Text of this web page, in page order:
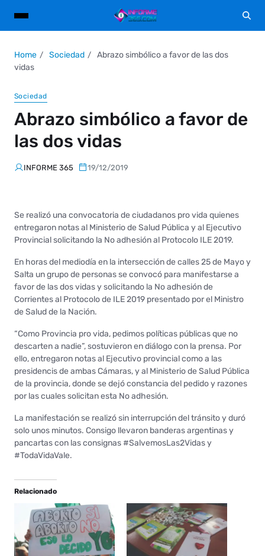
Home Sociedad
Abrazo simbólico a favor de las dos
vidas
Sociedad
Abrazo simbólico a favor de
las dos vidas
INFORME 365 19/12/2019
Se realizó una convocatoria de ciudadanos pro vida quienes
entregaron notas al Ministerio de Salud Pública y al Ejecutivo
Provincial solicitando la No adhesión al Protocolo ILE 2019.
En horas del mediodía en la intersección de calles 25 de Mayo y
Salta un grupo de personas se convocó para manifestarse a
favor de las dos vidas y solicitando la No adhesión de
Corrientes al Protocolo de ILE 2019 presentado por el Ministro
de Salud de la Nación.
“Como Provincia pro vida, pedimos políticas públicas que no
descarten a nadie”, sostuvieron en diálogo con la prensa. Por
ello, entregaron notas al Ejecutivo provincial como a las
presidencis de ambas Cámaras, y al Ministerio de Salud Pública
de la provincia, donde se dejó constancia del pedido y razones
por las cuales solicitan esta No adhesión.
La manifestación se realizó sin interrupción del tránsito y duró
solo unos minutos. Consigo llevaron banderas argentinas y
pancartas con las consignas #SalvemosLas2Vidas y
#TodaVidaVale.
Relacionado